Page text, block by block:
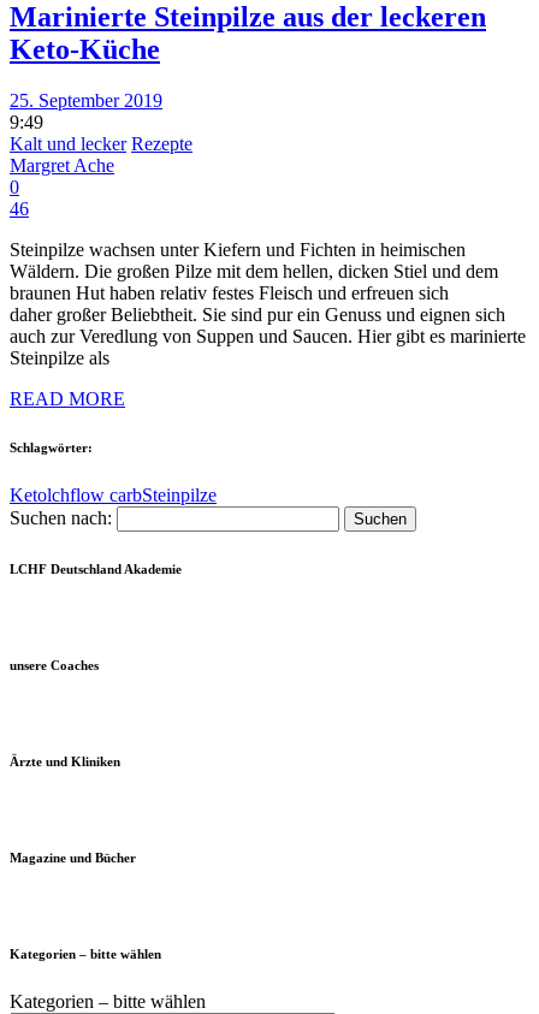
Marinierte Steinpilze aus der leckeren
Keto-Küche
25. September 2019
9:49
Kalt und lecker Rezepte
Margret Ache
0
46
Steinpilze wachsen unter Kiefern und Fichten in heimischen
Wäldern. Die großen Pilze mit dem hellen, dicken Stiel und dem
braunen Hut haben relativ festes Fleisch und erfreuen sich
daher großer Beliebtheit. Sie sind pur ein Genuss und eignen sich
auch zur Veredlung von Suppen und Saucen. Hier gibt es marinierte
Steinpilze als
READ MORE
Schlagwörter:
Ketolchflow carbSteinpilze
Suchen nach:
LCHF Deutschland Akademie
unsere Coaches
Ärzte und Kliniken
Magazine und Bücher
Kategorien – bitte wählen
Kategorien – bitte wählen